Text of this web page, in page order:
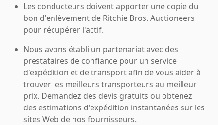
Les conducteurs doivent apporter une copie du
bon d'enlèvement de Ritchie Bros. Auctioneers
pour récupérer l'actif.
Nous avons établi un partenariat avec des
prestataires de confiance pour un service
d'expédition et de transport afin de vous aider à
trouver les meilleurs transporteurs au meilleur
prix. Demandez des devis gratuits ou obtenez
des estimations d'expédition instantanées sur les
sites Web de nos fournisseurs.